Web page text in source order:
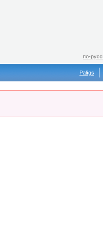
по-
Palīgs